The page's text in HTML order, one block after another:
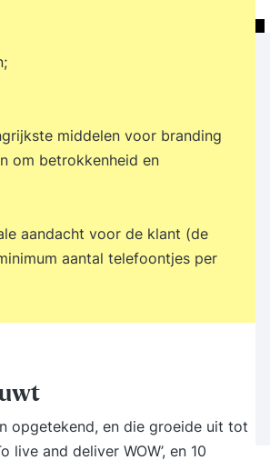
middelen voor branding
om betrokkenheid en
aandacht voor de klant (de
aantal telefoontjes per
opgetekend, en die groeide uit tot
and deliver WOW’, en 10